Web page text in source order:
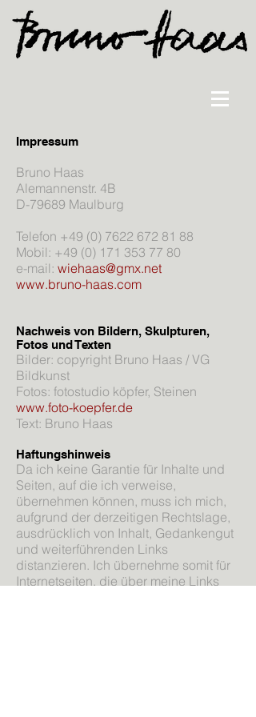
Impressum
Bruno Haas
Alemannenstr. 4B
D-79689 Maulburg
Telefon +49 (0) 7622 672 81 88
Mobil: +49 (0) 171 353 77 80
e-mail: wiehaas@gmx.net
www.bruno-haas.com
Nachweis von Bildern, Skulpturen,
Fotos und Texten
Bilder: copyright Bruno Haas / VG
Bildkunst
Fotos: fotostudio köpfer, Steinen
www.foto-koepfer.de
Text: Bruno Haas
Haftungshinweis
Da ich keine Garantie für Inhalte und
Seiten, auf die ich verweise,
übernehmen können, muss ich mich,
aufgrund der derzeitigen Rechtslage,
ausdrücklich von Inhalt, Gedankengut
und weiterführenden Links
distanzieren. Ich übernehme somit für
Internetseiten, die über meine Links